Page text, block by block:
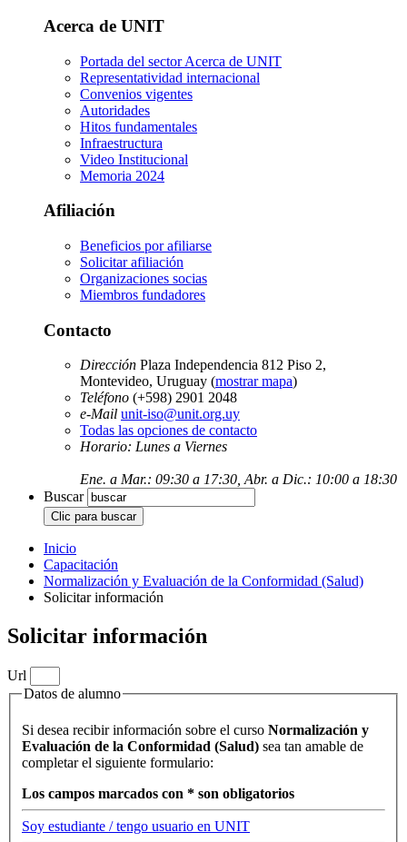
Acerca de UNIT
Portada del sectorAcerca de UNIT
Representatividad internacional
Convenios vigentes
Autoridades
Hitos fundamentales
Infraestructura
Video Institucional
Memoria 2024
Afiliación
Beneficios por afiliarse
Solicitar afiliación
Organizaciones socias
Miembros fundadores
Contacto
Dirección Plaza Independencia 812 Piso 2,
Montevideo, Uruguay (mostrar mapa)
Teléfono (+598) 2901 2048
e-Mail unit-iso@unit.org.uy
Todas las opciones de contacto
Horario: Lunes a Viernes
Ene. a Mar.: 09:30 a 17:30, Abr. a Dic.: 10:00 a 18:30
Buscar
Inicio
Capacitación
Normalización y Evaluación de la Conformidad (Salud)
Solicitar información
Solicitar información
Url
Datos de alumno
Si desea recibir información sobre el curso Normalización y
Evaluación de la Conformidad (Salud) sea tan amable de
completar el siguiente formulario:
Los campos marcados con * son obligatorios
Soy estudiante / tengo usuario en UNIT